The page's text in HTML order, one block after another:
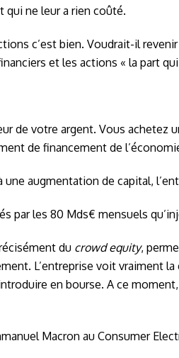
qui ne leur a rien coûté.
c’est bien. Voudrait-il
et les actions « la part
de votre argent. Vous
de financement de
augmentation de capital,
par les 80 Mds€ mensuels
du crowd equity,
L’entreprise voit vraiment
en bourse. A ce
Macron au Consumer